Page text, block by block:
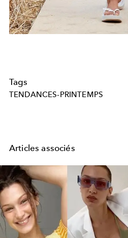
Tags
TENDANCES-PRINTEMPS
Articles associés